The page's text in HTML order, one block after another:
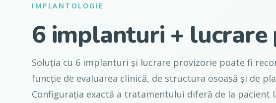
IMPLANTOLOGIE
6 implanturi + lucrare
Soluția cu 6 implanturi și lucrare provizorie poate fi
funcție de evaluarea clinică, de structura osoasă și de
Configurația exactă a tratamentului diferă de la pacient